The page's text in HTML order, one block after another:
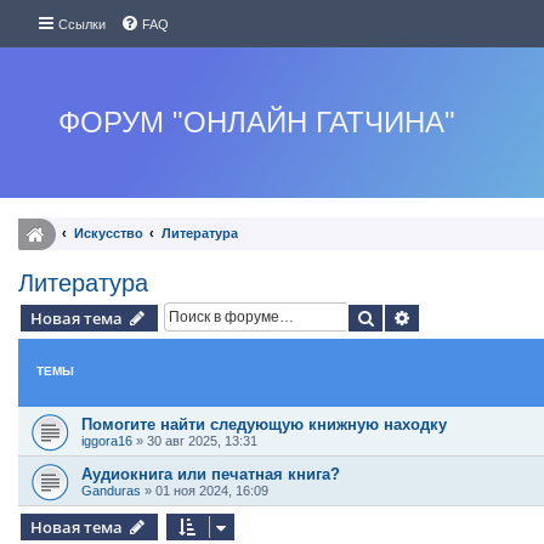
Ссылки FAQ
ФОРУМ "ОНЛАЙН ГАТЧИНА"
Искуcство Литература
Литература
Новая тема Поиск
ТЕМЫ
Помогите найти следующую книжную находку
iggora16 » 30 авг 2025, 13:31
Аудиокнига или печатная книга?
Ganduras » 01 ноя 2024, 16:09
Новая тема